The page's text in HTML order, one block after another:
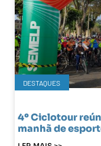
DESTAQUES
4º Ciclotour
manhã de